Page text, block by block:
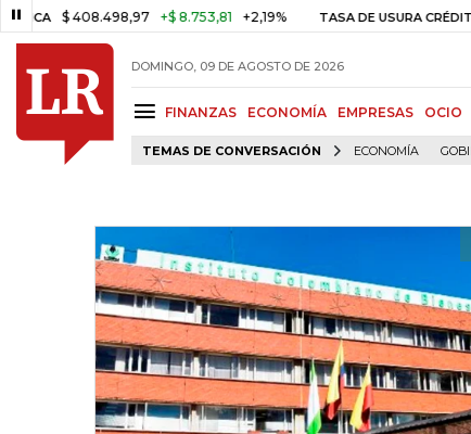
$ 408.498,97 +$ 8.753,81 +2,19% TASA DE USURA CRÉDITO
DOMINGO, 09 DE AGOSTO DE 2026
FINANZAS ECONOMÍA EMPRESAS OCIO
TEMAS DE CONVERSACIÓN ECONOMÍA